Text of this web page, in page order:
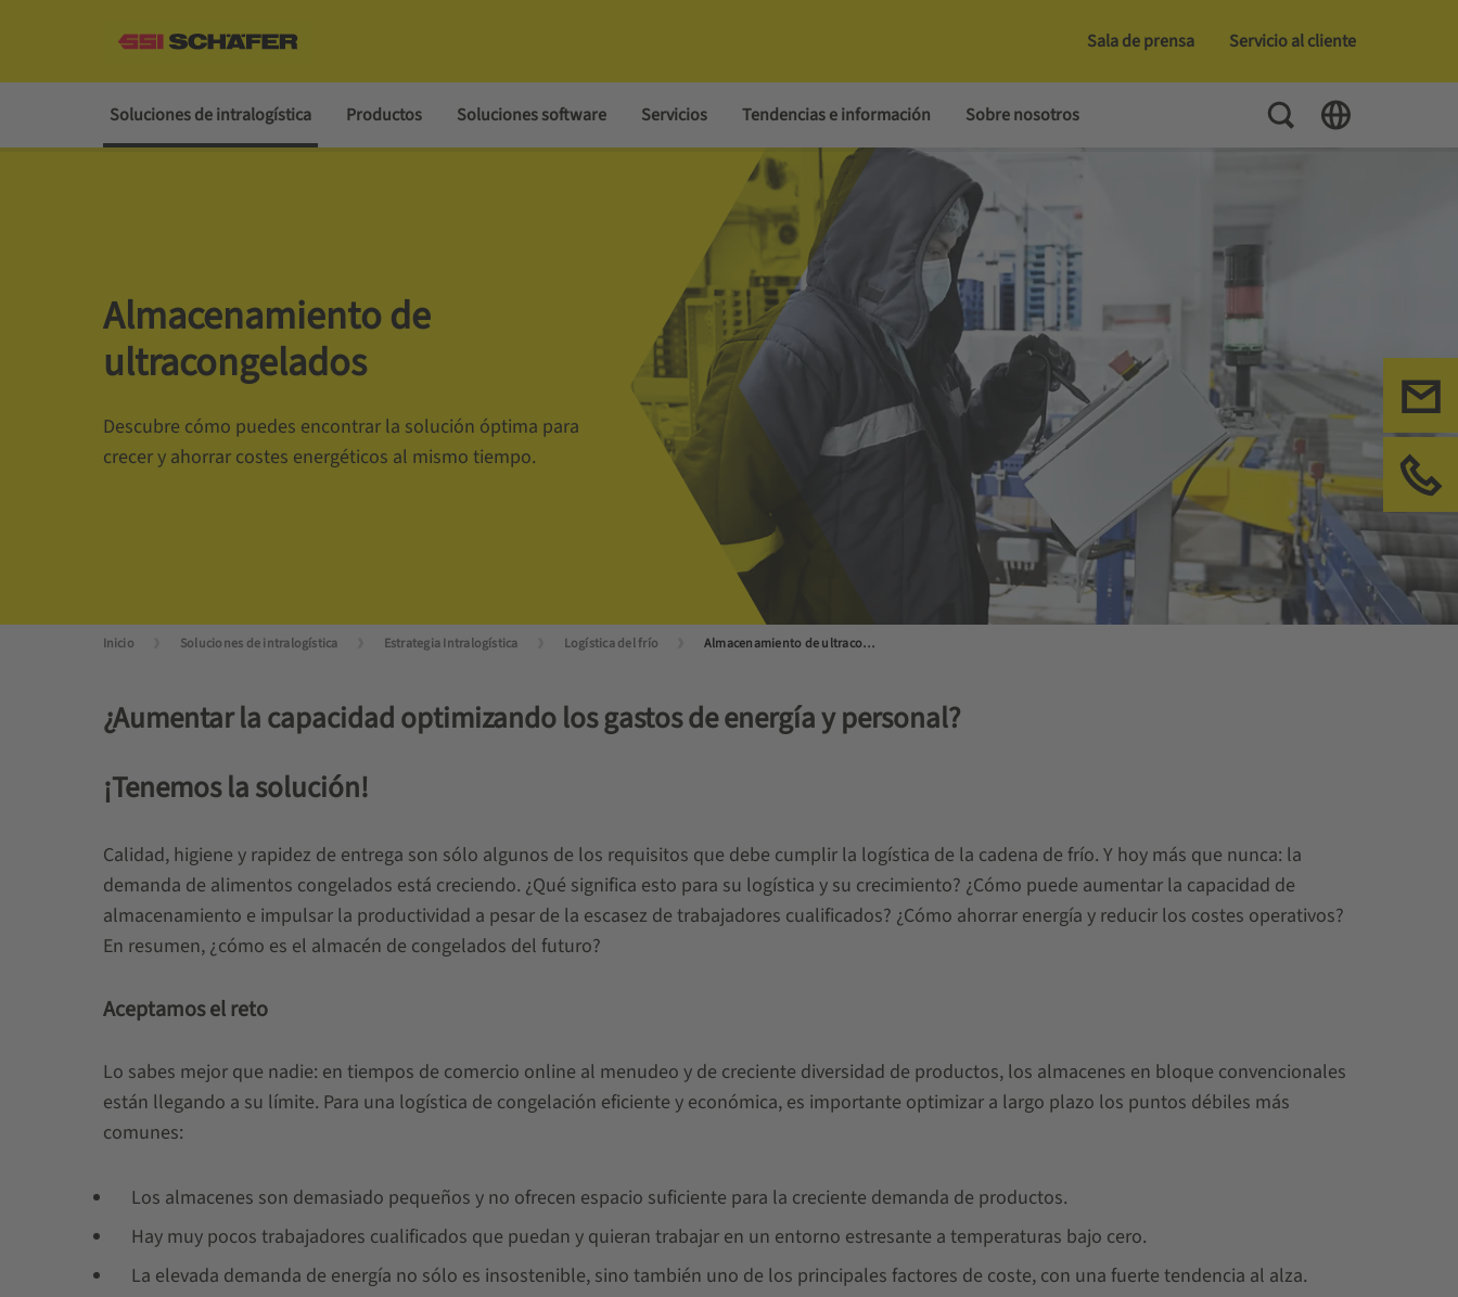
Sala de prensa Servicio al cliente
Soluciones de intralogística Productos Soluciones software Servicios Tendencias e información Sobre nosotros
Toggle Search
Toggle
Almacenamiento de
ultracongelados
Descubre cómo puedes encontrar la solución óptima para
crecer y ahorrar costes energéticos al mismo tiempo.
Inicio Soluciones de intralogística Estrategia Intralogística Logística del frío Almacenamiento de ultracongelados
¿Aumentar la capacidad optimizando los gastos de energía y personal?
¡Tenemos la solución!
Calidad, higiene y rapidez de entrega son sólo algunos de los requisitos que debe cumplir la logística de la cadena de frío. Y hoy más que nunca: la
demanda de alimentos congelados está creciendo. ¿Qué significa esto para su logística y su crecimiento? ¿Cómo puede aumentar la capacidad de
almacenamiento e impulsar la productividad a pesar de la escasez de trabajadores cualificados? ¿Cómo ahorrar energía y reducir los costes operativos?
En resumen, ¿cómo es el almacén de congelados del futuro?
Aceptamos el reto
Lo sabes mejor que nadie: en tiempos de comercio online al menudeo y de creciente diversidad de productos, los almacenes en bloque convencionales
están llegando a su límite. Para una logística de congelación eficiente y económica, es importante optimizar a largo plazo los puntos débiles más
comunes:
Los almacenes son demasiado pequeños y no ofrecen espacio suficiente para la creciente demanda de productos.
Hay muy pocos trabajadores cualificados que puedan y quieran trabajar en un entorno estresante a temperaturas bajo cero.
La elevada demanda de energía no sólo es insostenible, sino también uno de los principales factores de coste, con una fuerte tendencia al alza.